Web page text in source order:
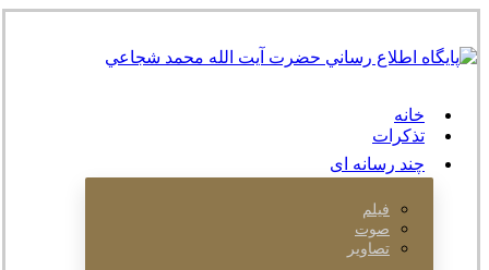
خانه
تذکرات
چند رسانه ای
فیلم
صوت
تصاویر